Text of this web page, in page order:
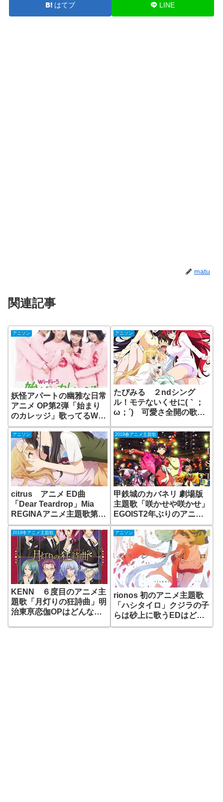
はてブ LINE
matu
関連記事
アニソン
妖怪アパートの幽雅な日常
アニメ OP第2弾「始まり
のカレッジ」歌ってるWi-
Fi-5はどんなグループ？
アニソン
たぴみる ２ndシング
ル！モテないくせに(｀；
ω；´) 可愛さ全開の歌
アニソン
citrus アニメ ED曲
「Dear Teardrop」Mia
REGINAアニメ主題歌第5
弾はどんな曲？
2019春アニメ主題歌
甲鉄城のカバネリ 劇場版
主題歌「咲かせや咲かせ」
EGOIST2年ぶりのアニメ
主題歌！
2019冬アニメ主題歌
KENN ６度目のアニメ主
題歌「月灯りの狂詩曲」明
治東亰恋伽OPはどんな
アニソン
rionos 初のアニメ主題歌
「ハシタイロ」クジラの子
らは砂上に歌うEDはどん
な曲？